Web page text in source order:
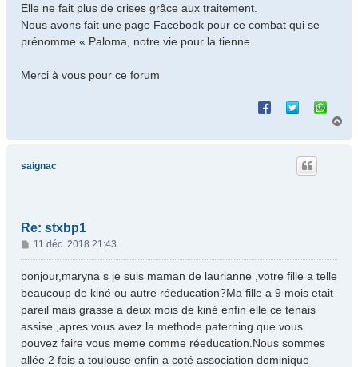
Elle ne fait plus de crises grâce aux traitement.
Nous avons fait une page Facebook pour ce combat qui se
prénomme « Paloma, notre vie pour la tienne.
Merci à vous pour ce forum
saignac
Re: stxbp1
M
e
s
g
e
11 déc. 2018 21:43
bonjour,maryna s je suis maman de laurianne ,votre fille a telle
beaucoup de kiné ou autre réeducation?Ma fille a 9 mois etait
pareil mais grasse a deux mois de kiné enfin elle ce tenais
assise ,apres vous avez la methode paterning que vous
pouvez faire vous meme comme réeducation.Nous sommes
allée 2 fois a toulouse enfin a coté association dominique